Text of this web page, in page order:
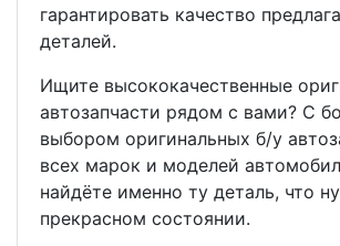
гарантировать качество
деталей.
Ищите высококачественные
автозапчасти рядом с вами? С
выбором оригинальных б/у
всех марок и моделей
найдёте именно ту деталь, что
прекрасном состоянии.